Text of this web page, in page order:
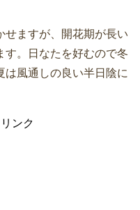
せますが、開花期が長い
す。日なたを好むので冬
は風通しの良い半日陰に
ンク